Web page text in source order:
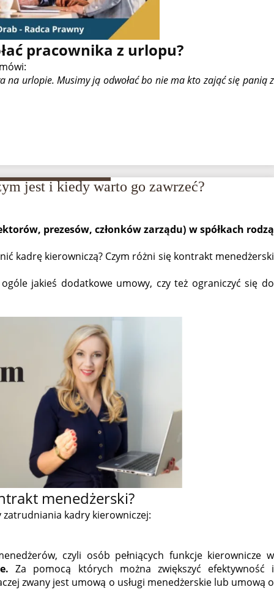
pracownika z urlopu?
na urlopie. Musimy ją odwołać bo nie ma kto zająć się panią z
jest i kiedy warto go zawrzeć?
prezesów, członków zarządu) w spółkach rodzą
kadrę kierowniczą? Czym różni się kontrakt menedżerski
jakieś dodatkowe umowy, czy też ograniczyć się do
menedżerski?
kadry kierowniczej:
czyli osób pełniących funkcje kierownicze w
Za pomocą których można zwiększyć efektywność i
zwany jest umową o usługi menedżerskie lub umową o